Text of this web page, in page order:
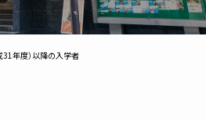
31年度）以降の入学者